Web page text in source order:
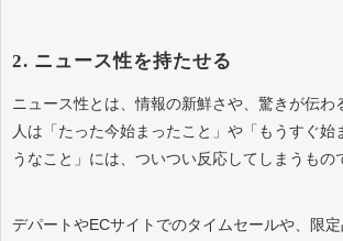
2. ニュース性を持たせる
ニュース性とは、情報の新鮮さや、驚きが伝わ
人は「たった今始まったこと」や「もうすぐ始
うなこと」には、ついつい反応してしまうもの
デパートやECサイトでのタイムセールや、限